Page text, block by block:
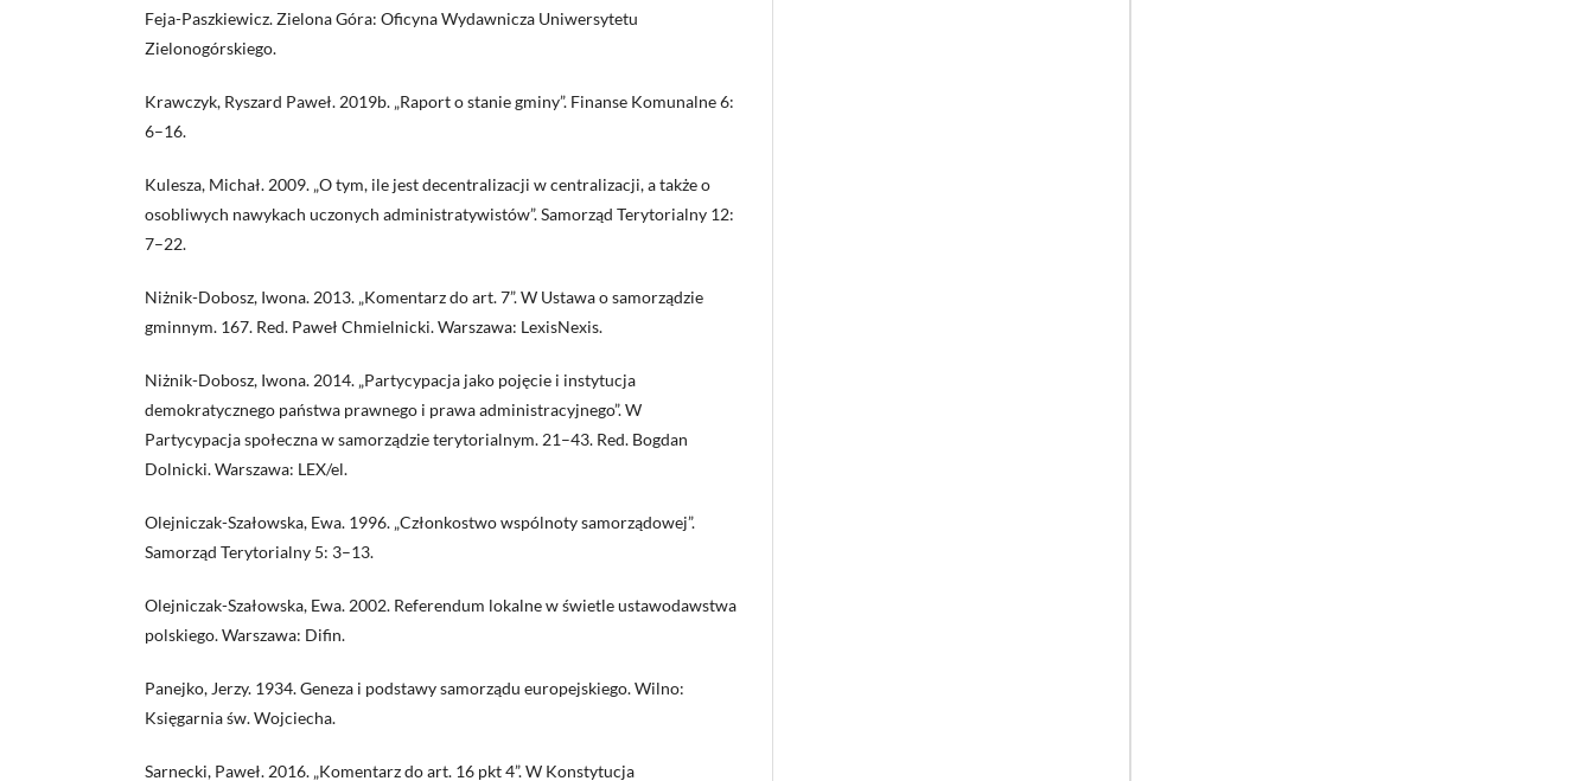
Feja-Paszkiewicz. Zielona Góra: Oficyna Wydawnicza Uniwersytetu
Zielonogórskiego.
Krawczyk, Ryszard Paweł. 2019b. „Raport o stanie gminy”. Finanse Komunalne 6:
6–16.
Kulesza, Michał. 2009. „O tym, ile jest decentralizacji w centralizacji, a także o
osobliwych nawykach uczonych administratywistów”. Samorząd Terytorialny 12:
7–22.
Niżnik-Dobosz, Iwona. 2013. „Komentarz do art. 7”. W Ustawa o samorządzie
gminnym. 167. Red. Paweł Chmielnicki. Warszawa: LexisNexis.
Niżnik-Dobosz, Iwona. 2014. „Partycypacja jako pojęcie i instytucja
demokratycznego państwa prawnego i prawa administracyjnego”. W
Partycypacja społeczna w samorządzie terytorialnym. 21–43. Red. Bogdan
Dolnicki. Warszawa: LEX/el.
Olejniczak-Szałowska, Ewa. 1996. „Członkostwo wspólnoty samorządowej”.
Samorząd Terytorialny 5: 3–13.
Olejniczak-Szałowska, Ewa. 2002. Referendum lokalne w świetle ustawodawstwa
polskiego. Warszawa: Difin.
Panejko, Jerzy. 1934. Geneza i podstawy samorządu europejskiego. Wilno:
Księgarnia św. Wojciecha.
Sarnecki, Paweł. 2016. „Komentarz do art. 16 pkt 4”. W Konstytucja